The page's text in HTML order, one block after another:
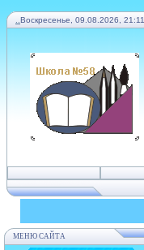
Воскресенье, 09.08.2026, 21:11
МЕНЮ САЙТА